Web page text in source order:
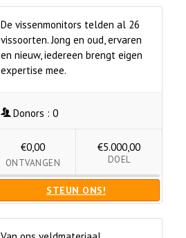
De vissenmonitors telden al 26
vissoorten. Jong en oud, ervaren
en nieuw, iedereen brengt eigen
expertise mee.
Donors : 0
€0,00
ONTVANGEN
€5.000,00
DOEL
STEUN ONS!